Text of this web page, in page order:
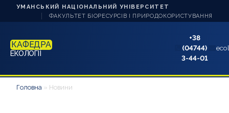
УМАНСЬКИЙ НАЦІОНАЛЬНИЙ УНІВЕРСИТЕТ
ФАКУЛЬТЕТ БІОРЕСУРСІВ І ПРИРОДОКОРИСТУВАННЯ
КАФЕДРА
ЕКОЛОГІЇ
+38
(04744)
3-44-01
ПРО КАФЕДРУ
Головна » Новини